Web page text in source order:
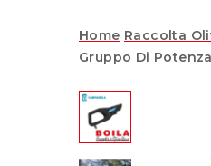
Home Raccolta
Gruppo Di